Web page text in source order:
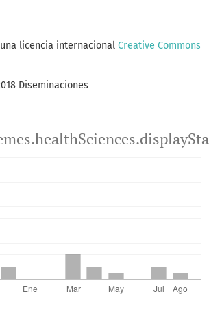
licencia internacional Creative Commons
Diseminaciones